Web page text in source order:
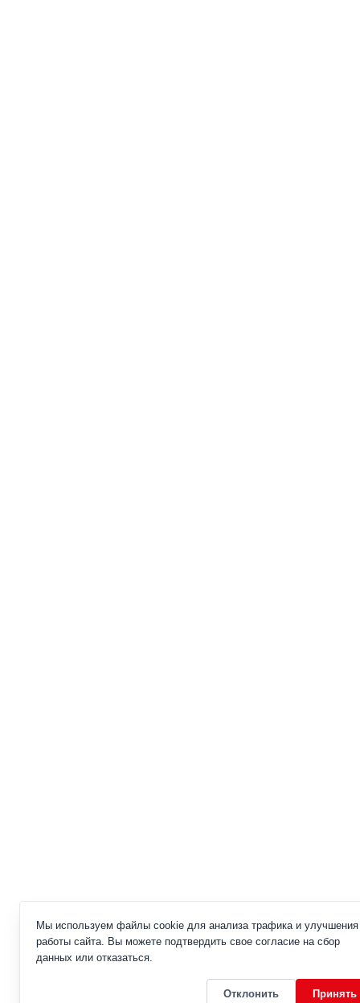
Мы используем файлы cookie для анализа трафика и улучшения
работы сайта. Вы можете подтвердить свое согласие на сбор
данных или отказаться.
Отклонить Принять